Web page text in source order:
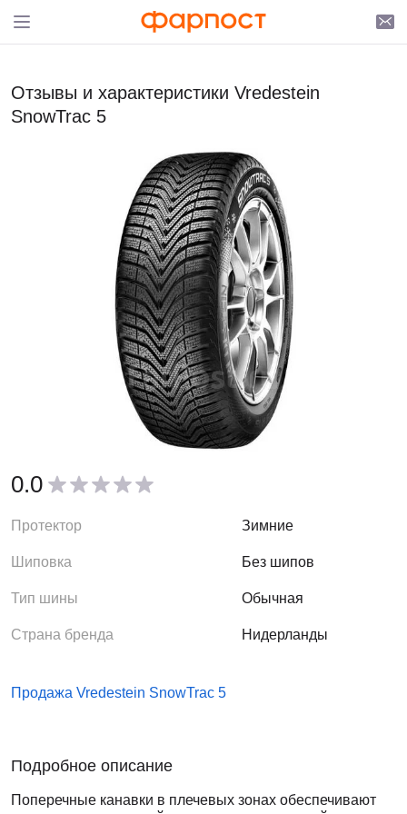
Отзывы и характеристики Vredestein
SnowTrac 5
0.0
Протектор Зимние
Шиповка Без шипов
Тип шины Обычная
Страна бренда Нидерланды
Продажа Vredestein SnowTrac 5
Подробное описание
Поперечные канавки в плечевых зонах обеспечивают